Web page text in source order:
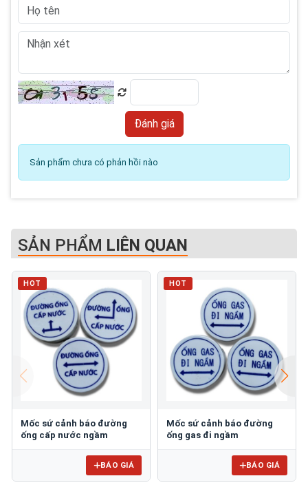
Sản phẩm chưa có phản hồi nào
SẢN PHẨM LIÊN QUAN
HOT
Mốc sứ cảnh báo đường
ống cấp nước ngầm
BÁO GIÁ
HOT
Mốc sứ cảnh báo đường
ống gas đi ngầm
BÁO GIÁ